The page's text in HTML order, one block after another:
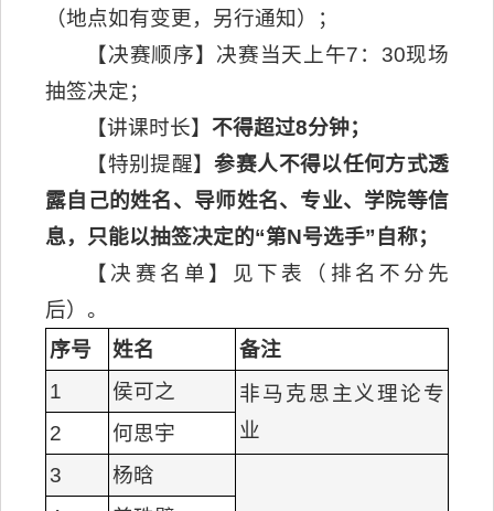
（地点如有变更，另行通知）；
【决赛顺序】决赛当天上午7：30现场
抽签决定；
【讲课时长】 不得超过8分钟；
【特别提醒】参赛人不得以任何方式透
露自己的姓名、导师姓名、专业、学院等信
息，只能以抽签决定的“第N号选手”自称；
【决赛名单】见下表（排名不分先
后）。
序号
姓名
备注
1
侯可之
非马克思主义理论专
业
2
何思宇
3
杨晗